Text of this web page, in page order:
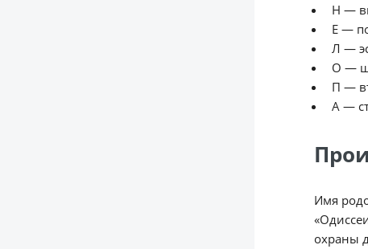
Н —
Е —
Л —
О —
П —
А —
Имя
охраны